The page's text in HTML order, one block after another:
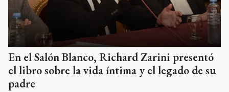
En el Salón Blanco, Richard Zarini presentó
el libro sobre la vida íntima y el legado de su
padre